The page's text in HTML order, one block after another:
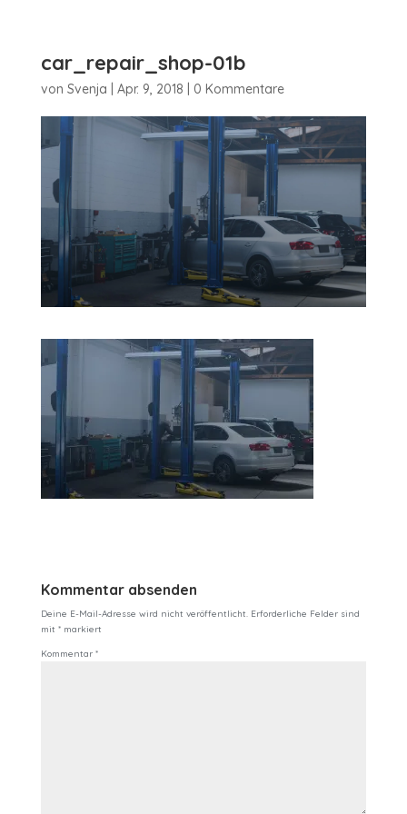
car_repair_shop-01b
von Svenja Apr. 9, 2018 0 Kommentare
Kommentar absenden
Deine E-Mail-Adresse wird nicht veröffentlicht. Erforderliche Felder sind
mit *markiert
Kommentar *